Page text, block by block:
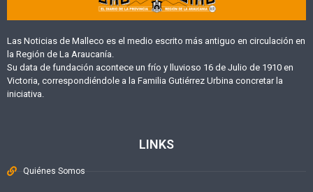
Las Noticias de Malleco es el medio escrito más antiguo en circulación en
la Región de La Araucanía.
Su data de fundación acontece un frío y lluvioso 16 de Julio de 1910 en
Victoria, correspondiéndole a la Familia Gutiérrez Urbina concretar la
iniciativa.
LINKS
Quiénes Somos